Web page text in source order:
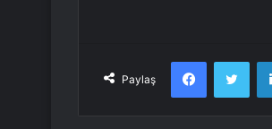
Paylaş
Facebook